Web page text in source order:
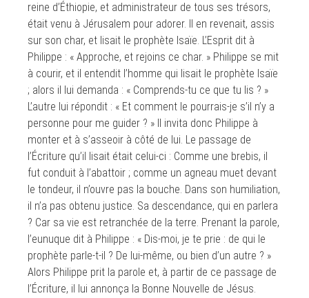
reine d’Éthiopie, et administrateur de tous ses trésors,
était venu à Jérusalem pour adorer. Il en revenait, assis
sur son char, et lisait le prophète Isaïe. L’Esprit dit à
Philippe : « Approche, et rejoins ce char. » Philippe se mit
à courir, et il entendit l’homme qui lisait le prophète Isaïe
; alors il lui demanda : « Comprends-tu ce que tu lis ? »
L’autre lui répondit : « Et comment le pourrais-je s’il n’y a
personne pour me guider ? » Il invita donc Philippe à
monter et à s’asseoir à côté de lui. Le passage de
l’Écriture qu’il lisait était celui-ci : Comme une brebis, il
fut conduit à l’abattoir ; comme un agneau muet devant
le tondeur, il n’ouvre pas la bouche. Dans son humiliation,
il n’a pas obtenu justice. Sa descendance, qui en parlera
? Car sa vie est retranchée de la terre. Prenant la parole,
l’eunuque dit à Philippe : « Dis-moi, je te prie : de qui le
prophète parle-t-il ? De lui-même, ou bien d’un autre ? »
Alors Philippe prit la parole et, à partir de ce passage de
l’Écriture, il lui annonça la Bonne Nouvelle de Jésus.